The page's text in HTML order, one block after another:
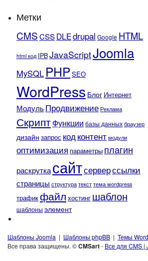
Метки
CMSCSSDLEdrupal Google HTML
html код IPBJavaScriptJoomla
MySQL PHPSEO
WordPress Блог Интернет
МодульПродвижение Реклама
СкриптФункции базы данных браузер
дизайн запрос кодконтент модули
оптимизация параметры плагин
раскруткасайтсерверссылки
страницы структура текст тема wordpress
трафикфайл хостинг шаблон
шаблоны элемент
Шаблоны Joomla | Шаблоны phpBB | Темы
Все права защищены. ©CMSart- Все для CMS |